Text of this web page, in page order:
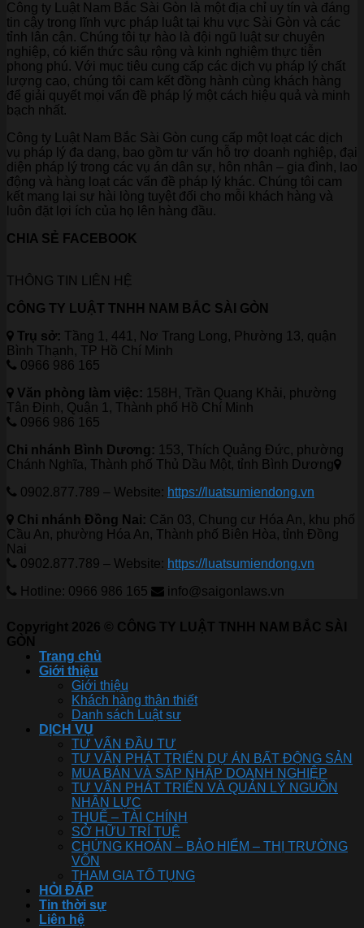
Công ty Luật Nam Bắc Sài Gòn là một địa chỉ uy tín và đáng
tin cậy trong lĩnh vực pháp luật tại khu vực Sài Gòn và các
tỉnh lân cận. Chúng tôi tự hào là đội ngũ luật sư chuyên
nghiệp, có kiến thức sâu rộng và kinh nghiệm thực tiễn
phong phú. Với mục tiêu cung cấp các dịch vụ pháp lý chất
lượng cao, chúng tôi cam kết đồng hành cùng khách hàng
để giải quyết mọi vấn đề pháp lý một cách hiệu quả và minh
bạch nhất.
Công ty Luật Nam Bắc Sài Gòn cung cấp một loạt các dịch
vụ pháp lý đa dạng, bao gồm tư vấn hỗ trợ doanh nghiệp, đại
diện pháp lý trong các vụ án dân sự, hôn nhân – gia đình, lao
động và hàng loạt các vấn đề pháp lý khác. Chúng tôi cam
kết mang lại sự hài lòng tuyệt đối cho mỗi khách hàng và
luôn đặt lợi ích của họ lên hàng đầu.
CHIA SẺ FACEBOOK
THÔNG TIN LIÊN HỆ
CÔNG TY LUẬT TNHH NAM BẮC SÀI GÒN
Trụ sở: Tầng 1, 441, Nơ Trang Long, Phường 13, quận
Bình Thạnh, TP Hồ Chí Minh
0966 986 165
Văn phòng làm việc: 158H, Trần Quang Khải, phường
Tân Định, Quận 1, Thành phố Hồ Chí Minh
0966 986 165
Chi nhánh Bình Dương: 153, Thích Quảng Đức, phường
Chánh Nghĩa, Thành phố Thủ Dầu Một, tỉnh Bình Dương
0902.877.789 – Website: https://luatsumiendong.vn
Chi nhánh Đồng Nai: Căn 03, Chung cư Hóa An, khu phố
Cầu An, phường Hóa An, Thành phố Biên Hòa, tỉnh Đồng
Nai
0902.877.789 – Website: https://luatsumiendong.vn
Hotline: 0966 986 165
info@saigonlaws.vn
Copyright 2026 © CÔNG TY LUẬT TNHH NAM BẮC SÀI
GÒN
Trang chủ
Giới thiệu
Giới thiệu
Khách hàng thân thiết
Danh sách Luật sư
DỊCH VỤ
TƯ VẤN ĐẦU TƯ
TƯ VẤN PHÁT TRIỂN DỰ ÁN BẤT ĐỘNG SẢN
MUA BÁN VÀ SÁP NHẬP DOANH NGHIỆP
TƯ VẤN PHÁT TRIỂN VÀ QUẢN LÝ NGUỒN
NHÂN LỰC
THUẾ – TÀI CHÍNH
SỞ HỮU TRÍ TUỆ
CHỨNG KHOÁN – BẢO HIỂM – THỊ TRƯỜNG
VỐN
THAM GIA TỐ TỤNG
HỎI ĐÁP
Tin thời sự
Liên hệ